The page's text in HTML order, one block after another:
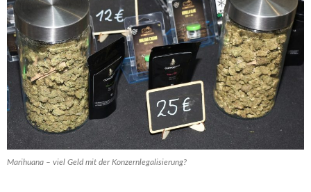
Marihuana – viel Geld mit der Konzernlegalisierung?